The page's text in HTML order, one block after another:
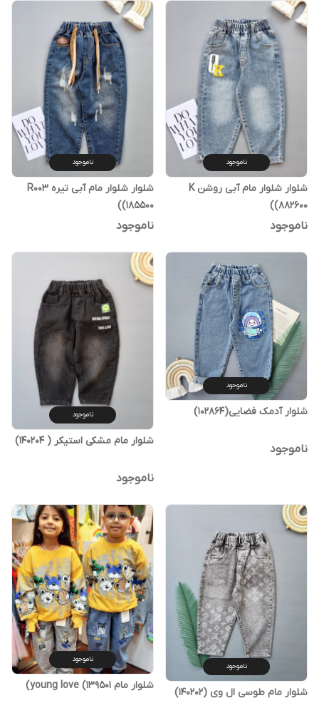
ناموجود
شلوار شلوار مام آبی روشن K
(882600)
ناموجود
ناموجود
شلوار شلوار مام آبی تیره R003
(185500)
ناموجود
ناموجود
شلوار آدمک فضایی(102864)
ناموجود
ناموجود
شلوار مام مشکی استیکر ( 140204)
ناموجود
ناموجود
شلوار مام طوسی ال وی (140202)
ناموجود
شلوار مام young love (139501)